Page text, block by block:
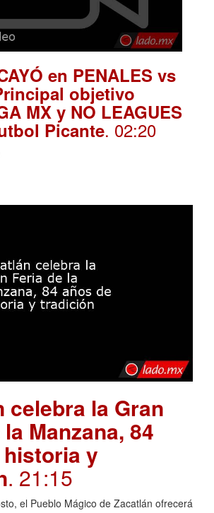
en PENALES vs
objetivo
MX y NO LEAGUES
Picante. 02:20
celebra la Gran
Manzana, 84
y
. 21:15
el Pueblo Mágico de Zacatlán ofrecerá